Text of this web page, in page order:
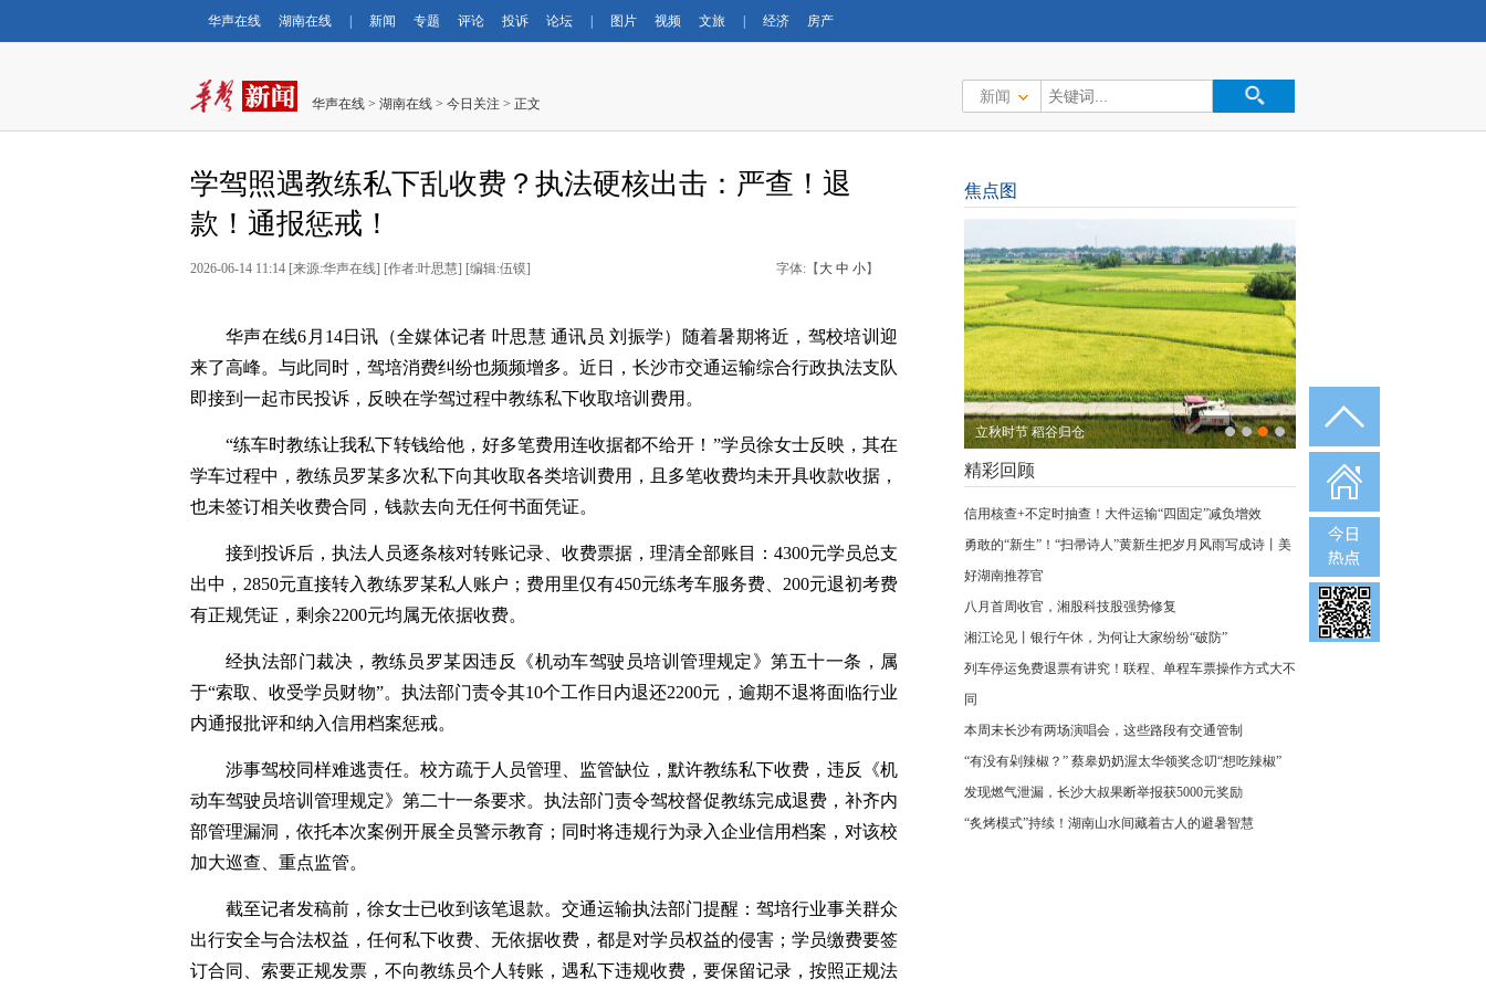
华声在线 湖南在线 新闻 专题 评论 投诉 论坛 图片 视频 文旅 经济 房产
华声在线 > 湖南在线 > 今日关注 > 正文 新闻
学驾照遇教练私下乱收费？执法硬核出击：严查！退
款！通报惩戒！
2026-06-14 11:14 [来源:华声在线] [作者:叶思慧] [编辑:伍镆] 字体:【 大 中 小】
华声在线6月14日讯（全媒体记者 叶思慧 通讯员 刘振学）
随着暑期将近，驾校培训迎
来了高峰。与此同时，驾培消费纠纷也频频增多。近日，长沙市交通运输综合行政执法支队
即接到一起市民投诉，反映在学驾过程中教练私下收取培训费用。
“练车时教练让我私下转钱给他，好多笔费用连收据都不给开！ ”学员徐女士反映，其在
学车过程中，教练员罗某多次私下向其收取各类培训费用，且多笔收费均未开具收款收据，
也未签订相关收费合同，钱款去向无任何书面凭证。
接到投诉后，执法人员逐条核对转账记录、收费票据，理清全部账目： 4300元学员总支
出中，2850元直接转入教练罗某私人账户；费用里仅有450元练考车服务费
200元退初考费
有正规凭证，剩余2200元均属无依据收费。
经执法部门裁决， 教练员罗某因违反《机动车驾驶员培训管理规定》第五十一条，属
于“索取、收受学员财物”。执法部门责令其10个工作日内退还2200元，逾期不退将面临行业
内通报批评和纳入信用档案惩戒。
涉事驾校同样难逃责任。校方疏于人员管理、监管缺位，默许教练私下收费，违反《机
动车驾驶员培训管理规定》第二十一条要求。执法部门责令驾校督促教练完成退费，补齐内
部管理漏洞，依托本次案例开展全员警示教育；同时将违规行为录入企业信用档案，对该校
加大巡查、重点监管。
截至记者发稿前， 徐女士已收到该笔退款。交通运输执法部门提醒：驾培行业事关群众
出行安全与合法权益，任何私下收费、无依据收费，都是对学员权益的侵害；学员缴费要签
订合同、索要正规发票，不向教练员个人转账，遇私下违规收费，要保留记录，按照正规法
焦点图
立秋时节 稻谷归仓
精彩回顾
信用核查+不定时抽查！大件运输“四固定”减负增效
勇敢的“新生”！“扫帚诗人”黄新生把岁月风雨写成诗丨美
好湖南推荐官
八月首周收官，湘股科技股强势修复
湘江论见丨银行午休，为何让大家纷纷“破防”
列车停运免费退票有讲究！联程、单程车票操作方式大不
同
本周末长沙有两场演唱会，这些路段有交通管制
“有没有剁辣椒？” 蔡皋奶奶渥太华领奖念叨“想吃辣椒”
发现燃气泄漏，长沙大叔果断举报获5000元奖励
“炙烤模式”持续！湖南山水间藏着古人的避暑智慧